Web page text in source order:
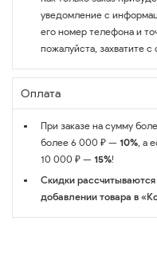
уведомление с
его номер телефона и
пожалуйста, захватите с
Оплата
При заказе на сумму
более 6 000 ₽ — 10%, а
10 000 ₽ — 15%!
Скидки
добавлении товара в